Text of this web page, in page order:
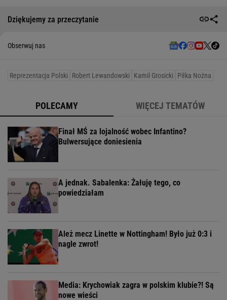
Dziękujemy za przeczytanie
Obserwuj nas
Reprezentacja Polski Robert Lewandowski Kamil Grosicki Piłka Nożna
POLECAMY WIĘCEJ TEMATÓW
Finał MŚ za lojalność wobec Infantino?
Bulwersujące doniesienia
A jednak. Sabalenka: Żałuję tego, co
powiedziałam
Ależ mecz Linette w Nottingham! Było już 0:3 i
nagle zwrot!
Media: Krychowiak zagra w polskim klubie?! Są
nowe wieści